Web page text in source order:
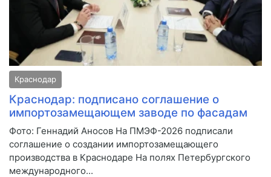
Краснодар
Краснодар: подписано соглашение о
импортозамещающем заводе по фасадам
Фото: Геннадий Аносов На ПМЭФ-2026 подписали
соглашение о создании импортозамещающего
производства в Краснодаре На полях Петербургского
международного...